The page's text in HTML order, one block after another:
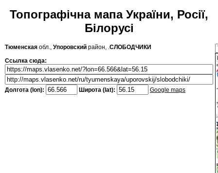
Топографічна мапа України, Росії,
Білорусі
Тюменская обл., Упоровский район, .СЛОБОДЧИКИ
Ссылка сюда:
Долгота (lon): Широта (lat): Google maps